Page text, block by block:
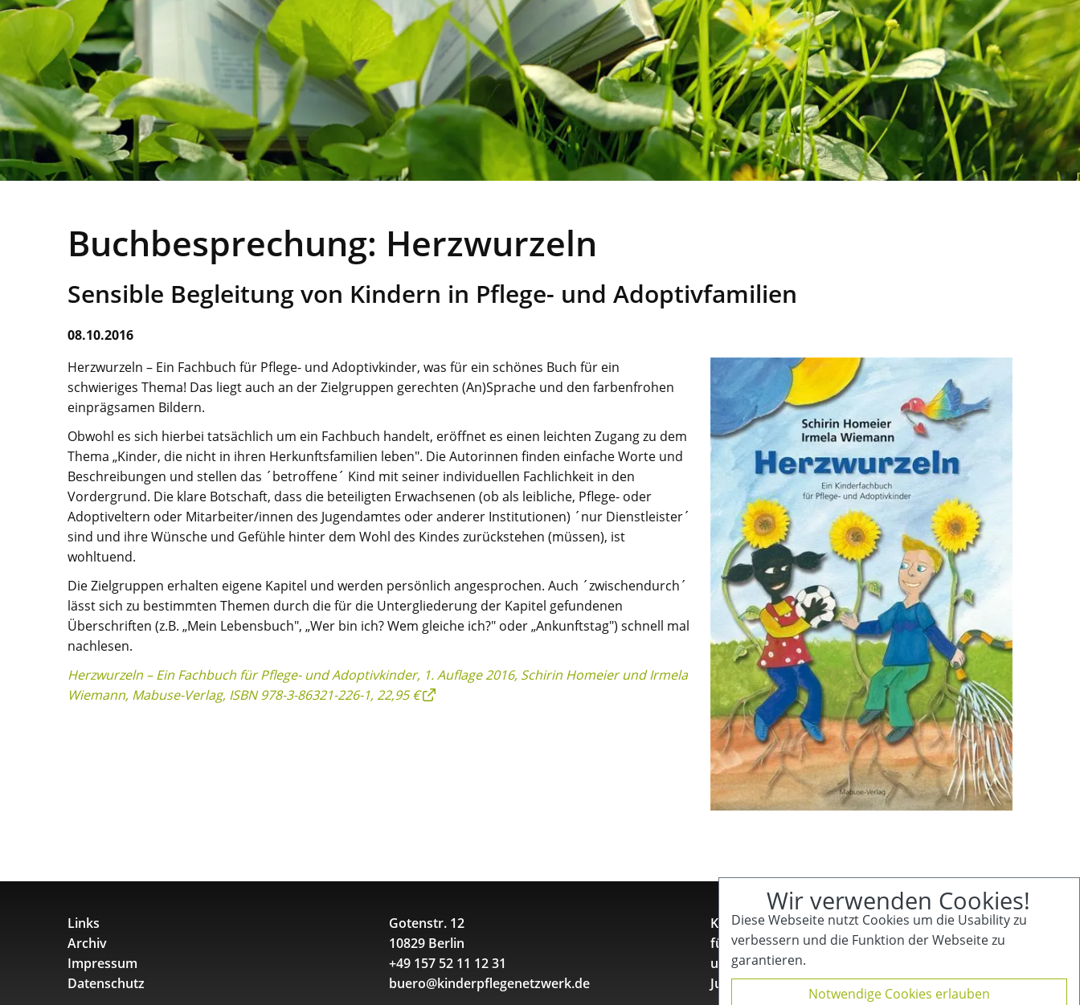
Buchbesprechung: Herzwurzeln
Sensible Begleitung von Kindern in Pflege- und Adoptivfamilien
08.10.2016
Herzwurzeln – Ein Fachbuch für Pflege- und Adoptivkinder, was für ein schönes Buch für ein
schwieriges Thema! Das liegt auch an der Zielgruppen gerechten (An)Sprache und den farbenfrohen
einprägsamen Bildern.
Obwohl es sich hierbei tatsächlich um ein Fachbuch handelt, eröffnet es einen leichten Zugang zu dem
Thema „Kinder, die nicht in ihren Herkunftsfamilien leben". Die Autorinnen finden einfache Worte und
Beschreibungen und stellen das ´betroffene´ Kind mit seiner individuellen Fachlichkeit in den
Vordergrund. Die klare Botschaft, dass die beteiligten Erwachsenen (ob als leibliche, Pflege- oder
Adoptiveltern oder Mitarbeiter/innen des Jugendamtes oder anderer Institutionen) ´nur Dienstleister´
sind und ihre Wünsche und Gefühle hinter dem Wohl des Kindes zurückstehen (müssen), ist
wohltuend.
Die Zielgruppen erhalten eigene Kapitel und werden persönlich angesprochen. Auch ´zwischendurch´
lässt sich zu bestimmten Themen durch die für die Untergliederung der Kapitel gefundenen
Überschriften (z.B. „Mein Lebensbuch", „Wer bin ich? Wem gleiche ich?" oder „Ankunftstag") schnell mal
nachlesen.
Herzwurzeln – Ein Fachbuch für Pflege- und Adoptivkinder, 1. Auflage 2016, Schirin Homeier und Irmela
Wiemann, Mabuse-Verlag, ISBN 978-3-86321-226-1, 22,95 €
Links
Archiv
Impressum
Datenschutz
Gotenstr. 12
10829 Berlin
+49 157 52 11 12 31
buero@kinderpflegenetzwerk.de
Kinder Pflege Netzwerk
für Familien mit chronisch kranken, behinderten
und/oder pflegebedürftigen Kindern und
Jugendlichen e.V.
Wir verwenden Cookies!
Diese Webseite nutzt Cookies um die Usability zu
verbessern und die Funktion der Webseite zu
garantieren.
Notwendige Cookies erlauben